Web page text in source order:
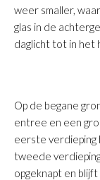
weer smaller,
glas in de
daglicht tot in het
Op de begane
entree en een
eerste verdieping
tweede
opgeknapt en